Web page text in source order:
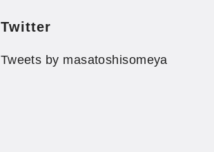
Twitter
Tweets by masatoshisomeya